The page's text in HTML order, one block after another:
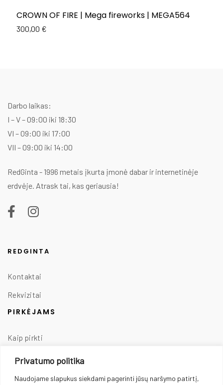
Privatumo politika
Naudojame slapukus siekdami pagerinti jūsų naršymo patirtį,
CROWN OF FIRE | Mega fireworks | MEGA564
300,00 €
Darbo laikas:
I – V – 09:00 iki 18:30
VI – 09:00 iki 17:00
VII – 09:00 iki 14:00
RedGinta - 1996 metais įkurta įmonė dabar ir internetinėje
erdvėje. Atrask tai, kas geriausia!
REDGINTA
Kontaktai
Rekvizitai
PIRKĖJAMS
Kaip pirkti
Taisyklės
Prekių pristatymas